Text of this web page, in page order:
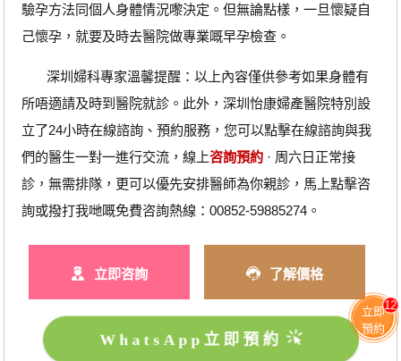
驗孕方法同個人身體情況嚟決定。但無論點樣，一旦懷疑自
己懷孕，就要及時去醫院做專業嘅早孕檢查。
深圳婦科專家溫馨提醒：以上內容僅供參考如果身體有
所唔適請及時到醫院就診。此外，深圳怡康婦產醫院特別設
立了24小時在線諮詢、預約服務，您可以點擊在線諮詢與我
們的醫生一對一進行交流，線上咨詢預約· ‎周六日正常接
診，無需排隊，更可以優先安排醫師為你親診，馬上點擊咨
詢或撥打我哋嘅免費咨詢熱線：00852-59885274。
立即咨詢 了解價格
WhatsApp立即預約
立即
預約
12